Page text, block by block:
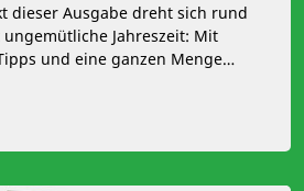
dieser Ausgabe dreht sich rund
Jahreszeit: Mit
und eine ganzen Menge